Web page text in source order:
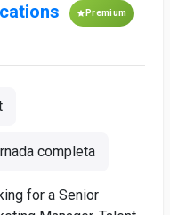
Premium
completa
for a Senior